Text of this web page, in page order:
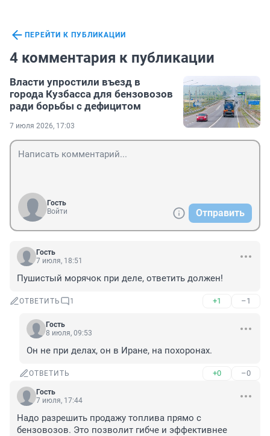
ПЕРЕЙТИ К ПУБЛИКАЦИИ
4 комментария к публикации
Власти упростили въезд в
города Кузбасса для бензовозов
ради борьбы с дефицитом
7 июля 2026, 17:03
Гость
Войти
Отправить
Гость
7 июля, 18:51
Пушистый морячок при деле, ответить должен!
ОТВЕТИТЬ 1 +1 –1
Гость
8 июля, 09:53
Он не при делах, он в Иране, на похоронах.
ОТВЕТИТЬ +0 –0
Гость
7 июля, 17:44
Надо разрешить продажу топлива прямо с
бензовозов. Это позволит гибче и эффективнее